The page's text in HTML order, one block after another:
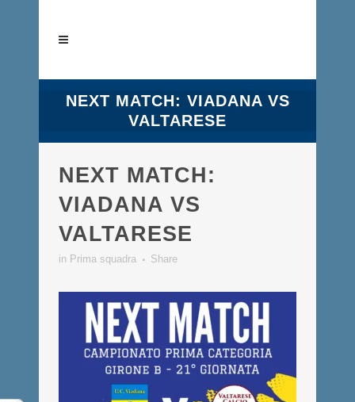
NEXT MATCH: VIADANA VS
VALTARESE
NEXT MATCH:
VIADANA VS
VALTARESE
in Prima squadra Share